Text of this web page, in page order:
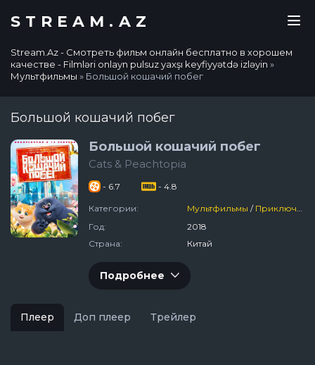
STREAM.AZ
Stream.Az - Смотреть фильм онлайн бесплатно в хорошем
качестве - Filmləri onlayn pulsuz yaxşı keyfiyyətdə izləyin »
Мультфильмы » Большой кошачий побег
Большой кошачий побег
Большой кошачий побег
Cats & Peachtopia
- 6.7 - 4.8
Категории: Мультфильмы / Приключения
Год:
2018
Страна:
Китай
Подробнее
Плеер Доп плеер Трейлер